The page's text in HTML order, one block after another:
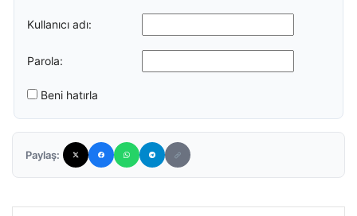
Kullanıcı adı:
Parola:
Beni hatırla
Paylaş: